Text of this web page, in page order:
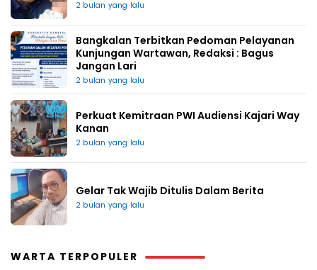
2 bulan yang lalu
Bangkalan Terbitkan Pedoman Pelayanan
Kunjungan Wartawan, Redaksi : Bagus
Jangan Lari
2 bulan yang lalu
Perkuat Kemitraan PWI Audiensi Kajari Way
Kanan
2 bulan yang lalu
Gelar Tak Wajib Ditulis Dalam Berita
2 bulan yang lalu
WARTA TERPOPULER